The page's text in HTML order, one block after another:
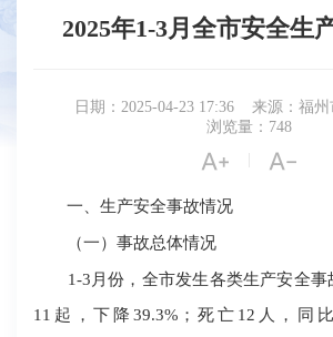
2025年1-3月全市安全生
日期：2025-04-23 17:36
来源：福
浏览量：748
 | 
一、生产安全事故情况
（一）事故总体情况
1-3月份，全市发生各类生产安全事
11起，下降39.3%；死亡12人，同